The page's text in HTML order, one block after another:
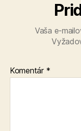
Vaša e-
Komentár *